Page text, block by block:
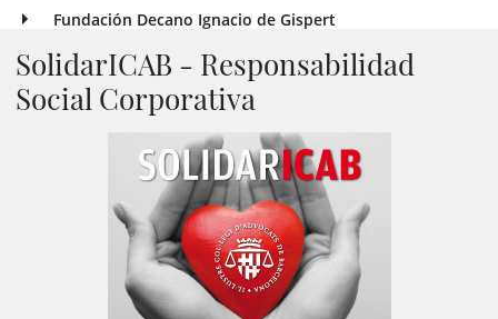
Fundación Decano Ignacio de Gispert
SolidarICAB - Responsabilidad
Social Corporativa